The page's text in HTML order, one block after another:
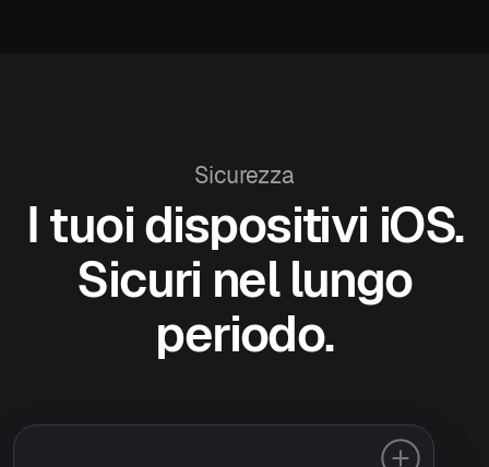
Sicurezza
I tuoi dispositivi iOS.
Sicuri nel lungo
periodo.